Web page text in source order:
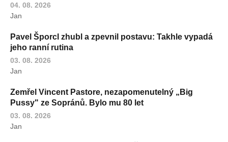
04. 08. 2026
Jan
Pavel Šporcl zhubl a zpevnil postavu: Takhle vypadá
jeho ranní rutina
03. 08. 2026
Jan
Zemřel Vincent Pastore, nezapomenutelný „Big
Pussy" ze Sopránů. Bylo mu 80 let
03. 08. 2026
Jan